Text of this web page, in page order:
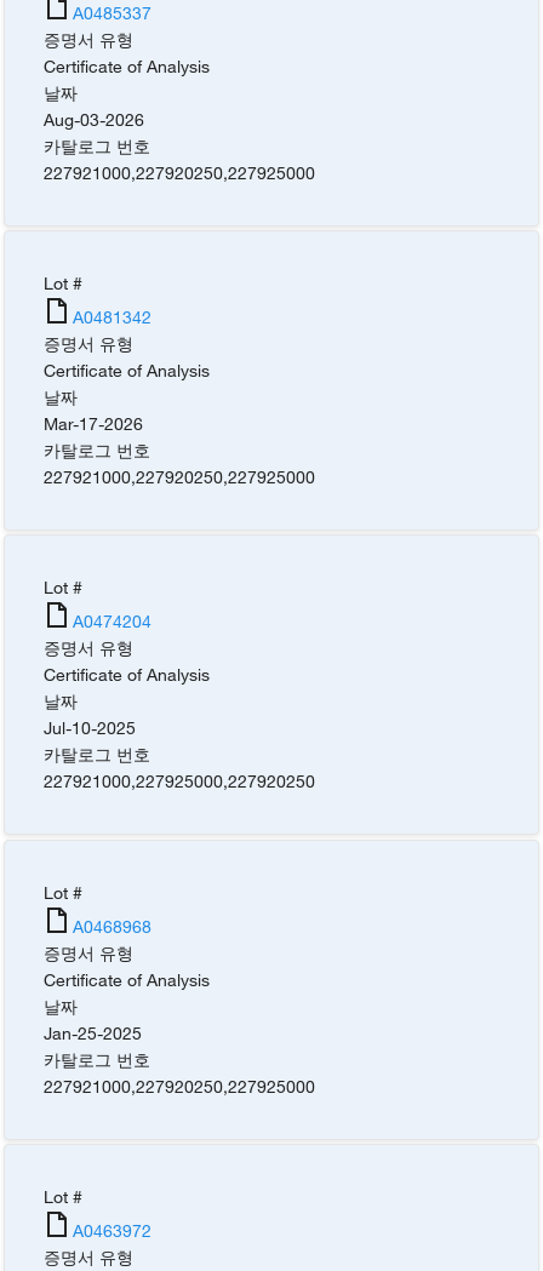
A0485337
증명서 유형
Certificate of Analysis
날짜
Aug-03-2026
카탈로그 번호
227921000,227920250,227925000
Lot #
A0481342
증명서 유형
Certificate of Analysis
날짜
Mar-17-2026
카탈로그 번호
227921000,227920250,227925000
Lot #
A0474204
증명서 유형
Certificate of Analysis
날짜
Jul-10-2025
카탈로그 번호
227921000,227925000,227920250
Lot #
A0468968
증명서 유형
Certificate of Analysis
날짜
Jan-25-2025
카탈로그 번호
227921000,227920250,227925000
Lot #
A0463972
증명서 유형